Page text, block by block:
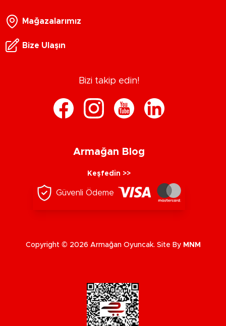
Mağazalarımız
Bize Ulaşın
Bizi takip edin!
Armağan Blog
Keşfedin >>
Güvenli Ödeme
Copyright © 2026 Armağan Oyuncak. Site By MNM